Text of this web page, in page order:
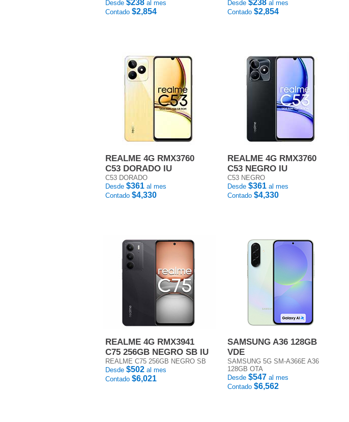
Desde $238 al mes
Contado $2,854
Desde $238 al mes
Contado $2,854
REALME 4G RMX3760
C53 DORADO IU
C53 DORADO
Desde $361 al mes
Contado $4,330
REALME 4G RMX3760
C53 NEGRO IU
C53 NEGRO
Desde $361 al mes
Contado $4,330
REALME 4G RMX3941
C75 256GB NEGRO SB IU
REALME C75 256GB NEGRO SB
Desde $502 al mes
Contado $6,021
SAMSUNG A36 128GB
VDE
SAMSUNG 5G SM-A366E A36
128GB OTA
Desde $547 al mes
Contado $6,562